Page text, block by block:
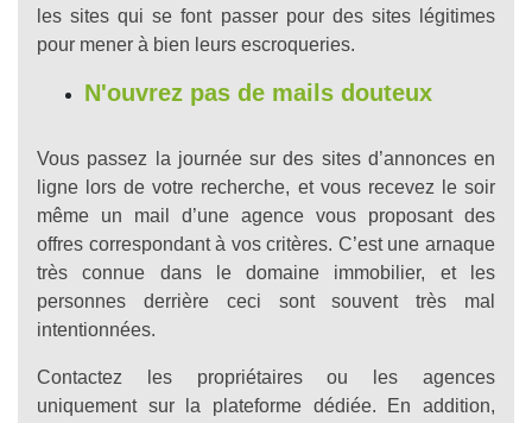
les sites qui se font passer pour des sites légitimes
pour mener à bien leurs escroqueries.
N'ouvrez pas de mails douteux
Vous passez la journée sur des sites d’annonces en
ligne lors de votre recherche, et vous recevez le soir
même un mail d’une agence vous proposant des
offres correspondant à vos critères. C’est une arnaque
très connue dans le domaine immobilier, et les
personnes derrière ceci sont souvent très mal
intentionnées.
Contactez les propriétaires ou les agences
uniquement sur la plateforme dédiée. En addition,